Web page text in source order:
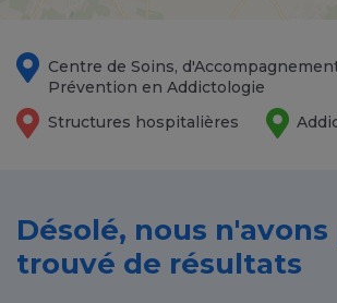
Centre de Soins,
Prévention en Addictologie
Structures hospitalières
Désolé, nous n'avons
trouvé de résultats